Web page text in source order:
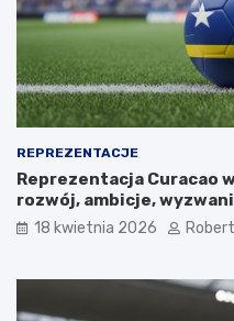
REPREZENTACJE
Reprezentacja Curacao
rozwój, ambicje,
18 kwietnia 2026